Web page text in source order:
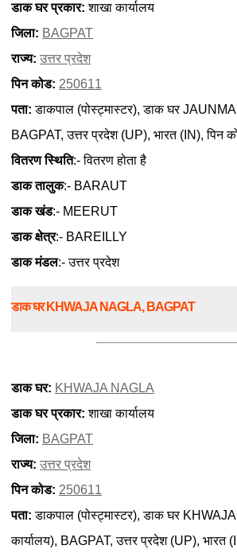
डाक घर प्रकार: शाखा कार्यालय
जिला: BAGPAT
राज्य: उत्तर प्रदेश
पिन कोड: 250611
पता: डाकपाल (पोस्ट्मास्टर), डाक घर
BAGPAT, उत्तर प्रदेश (UP), भारत (IN), पिन
वितरण स्थिति:- वितरण होता है
डाक तालुक:- BARAUT
डाक खंड:- MEERUT
डाक क्षेत्र:- BAREILLY
डाक मंडल:- उत्तर प्रदेश
डाक घर KHWAJA NAGLA, BAGPAT
डाक घर: KHWAJA NAGLA
डाक घर प्रकार: शाखा कार्यालय
जिला: BAGPAT
राज्य: उत्तर प्रदेश
पिन कोड: 250611
पता: डाकपाल (पोस्ट्मास्टर), डाक घर
कार्यालय), BAGPAT, उत्तर प्रदेश (UP), भारत